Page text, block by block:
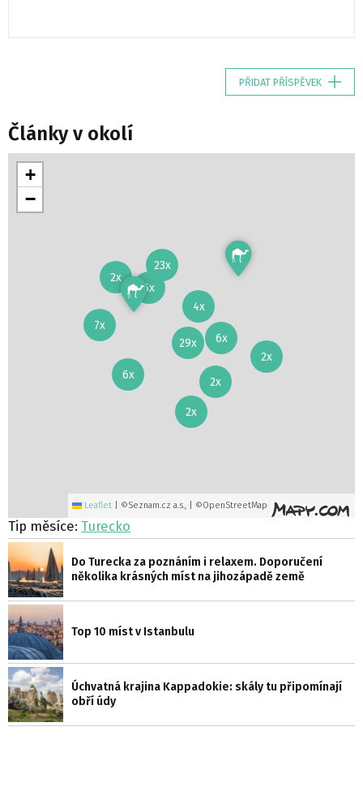
PŘIDAT PŘÍSPĚVEK
Články v okolí
2x
2x
7x
5x
4x
23x
2x
2x
6x
6x
29x
+
−
Leaflet ©Seznam.cz a.s., | ©OpenStreetMap
Tip měsíce: Turecko
Do Turecka za poznáním i relaxem. Doporučení
několika krásných míst na jihozápadě země
Top 10 míst v Istanbulu
Úchvatná krajina Kappadokie: skály tu připomínají
obří údy